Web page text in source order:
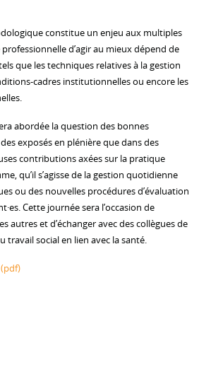
constitue un enjeu aux multiples
d’agir au mieux dépend de
que les techniques relatives à la gestion
cadres institutionnelles ou encore les
abordée la question des bonnes
exposés en plénière que dans des
contributions axées sur la pratique
qu’il s’agisse de la gestion quotidienne
ou des nouvelles procédures d’évaluation
Cette journée sera l’occasion de
autres et d’échanger avec des collègues de
travail social en lien avec la santé.